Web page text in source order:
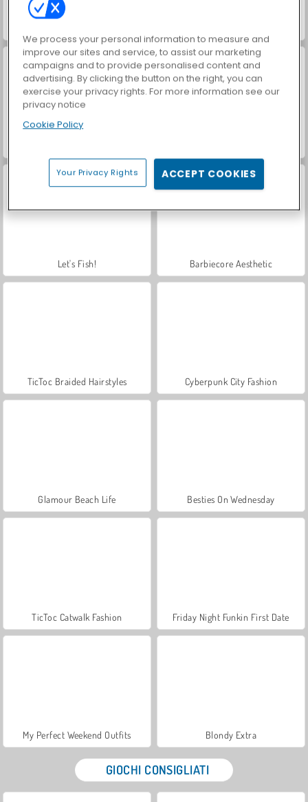
Let's Fish! Barbiecore Aesthetic
TicToc Braided Hairstyles Cyberpunk City Fashion
Glamour Beach Life Besties On Wednesday
TicToc Catwalk Fashion Friday Night Funkin First Date
My Perfect Weekend Outfits Blondy Extra
GIOCHI CONSIGLIATI
We process your personal information to measure and
improve our sites and service, to assist our marketing
campaigns and to provide personalised content and
advertising. By clicking the button on the right, you can
exercise your privacy rights. For more information see our
privacy notice
Cookie Policy
Your Privacy Rights ACCEPT COOKIES